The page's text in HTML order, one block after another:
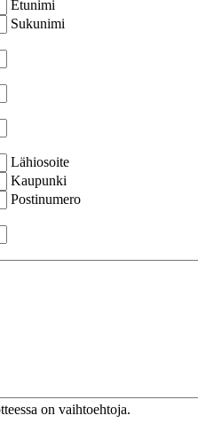
Etunimi
Sukunimi
Lähiosoite
Kaupunki
Postinumero
on vaihtoehtoja.